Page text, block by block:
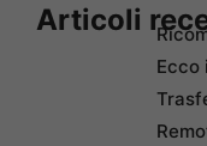
Articoli
Ecco